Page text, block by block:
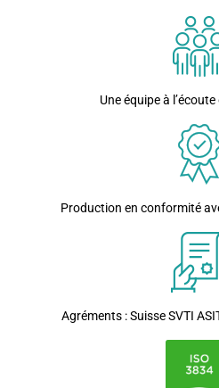
Une équipe à
Production en conformité
Agréments : Suisse SVTI